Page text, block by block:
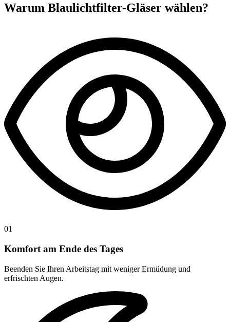
Warum Blaulichtfilter-Gläser wählen?
01
Komfort am Ende des Tages
Beenden Sie Ihren Arbeitstag mit weniger Ermüdung und
erfrischten Augen.